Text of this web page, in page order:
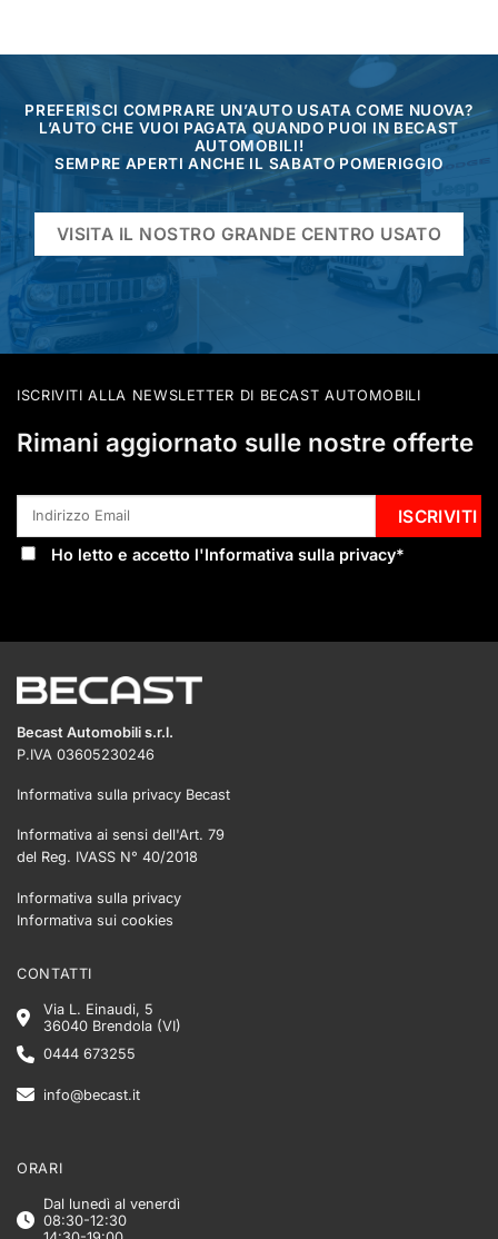
PREFERISCI COMPRARE UN’AUTO USATA COME NUOVA?
L’AUTO CHE VUOI PAGATA QUANDO PUOI IN BECAST
AUTOMOBILI!
SEMPRE APERTI ANCHE IL SABATO POMERIGGIO
VISITA IL NOSTRO GRANDE CENTRO USATO
ISCRIVITI ALLA NEWSLETTER DI BECAST AUTOMOBILI
Rimani aggiornato sulle nostre offerte
Ho letto e accetto l'Informativa sulla privacy*
Becast Automobili s.r.l.
P.IVA 03605230246
Informativa sulla privacy Becast
Informativa ai sensi dell'Art. 79
del Reg. IVASS N° 40/2018
Informativa sulla privacy
Informativa sui cookies
CONTATTI
Via L. Einaudi, 5
36040 Brendola (VI)
0444 673255
info@becast.it
ORARI
Dal lunedì al venerdì
08:30-12:30